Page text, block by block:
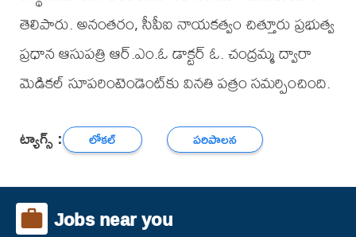
తెలిపారు. అనంతరం, సీపీఐ నాయకత్వం చిత్తూరు ప్రభుత్వ
ప్రధాన ఆసుపత్రి ఆర్.ఎం.ఓ డాక్టర్ ఓ. చంద్రమ్మ ద్వారా
మెడికల్ సూపరింటెండెంట్‌కు వినతి పత్రం సమర్పించింది.
ట్యాగ్స్ : లోకల్ పరిపాలన
Jobs near you